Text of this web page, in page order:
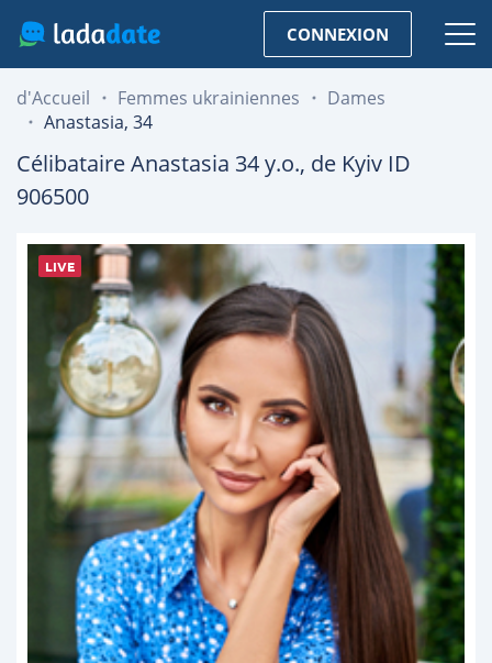
CONNEXION
d'Accueil Femmes ukrainiennes
Dames
Anastasia, 34
CélibataireAnastasia 34y.o., de Kyiv ID
906500
LIVE